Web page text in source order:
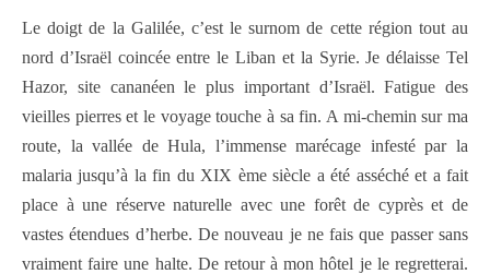
Le doigt de la Galilée, c’est le surnom de cette région tout au
nord d’Israël coincée entre le Liban et la Syrie. Je délaisse Tel
Hazor, site cananéen le plus important d’Israël. Fatigue des
vieilles pierres et le voyage touche à sa fin. A mi-chemin sur ma
route, la vallée de Hula, l’immense marécage infesté par la
malaria jusqu’à la fin du XIX ème siècle a été asséché et a fait
place à une réserve naturelle avec une forêt de cyprès et de
vastes étendues d’herbe. De nouveau je ne fais que passer sans
vraiment faire une halte. De retour à mon hôtel je le regretterai.